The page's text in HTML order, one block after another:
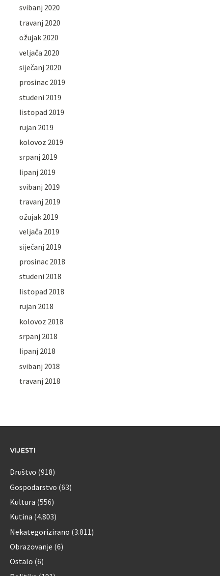
svibanj 2020
travanj 2020
ožujak 2020
veljača 2020
siječanj 2020
prosinac 2019
studeni 2019
listopad 2019
rujan 2019
kolovoz 2019
srpanj 2019
lipanj 2019
svibanj 2019
travanj 2019
ožujak 2019
veljača 2019
siječanj 2019
prosinac 2018
studeni 2018
listopad 2018
rujan 2018
kolovoz 2018
srpanj 2018
lipanj 2018
svibanj 2018
travanj 2018
VIJESTI
Društvo (918)
Gospodarstvo (63)
Kultura (556)
Kutina (4.803)
Nekategorizirano (3.811)
Obrazovanje (6)
Ostalo (6)